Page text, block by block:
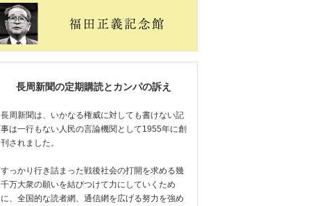
長周新聞の定期購読とカンパの訴え
長周新聞は、いかなる権威に対しても書けない記
事は一行もない人民の言論機関として1955年に創
刊されました。
すっかり行き詰まった戦後社会の打開を求める幾
千万大衆の願いを結びつけて力にしていくため
に、全国的な読者網、通信網を広げる努力を強め